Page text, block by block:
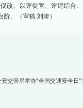
改、以评促管、评建结合
。（审稿 刘涛）
交管局举办“全国交通安全日”